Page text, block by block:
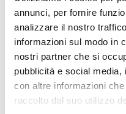
annunci, per fornire
analizzare il nostro
informazioni sul modo in
nostri partner che si
pubblicità e social media,
con altre informazioni
raccolto dal suo utilizzo
istantanea e precisa,
ogni fase della tua
di 16 cm e un diametro
Guyot ha una struttura
misurazioni che
vinificazione. Realizza un
sicurezza e la precisione
strumento professionale
rigorosa anche senza